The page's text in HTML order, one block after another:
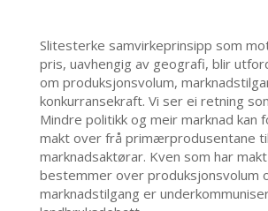
Slitesterke samvirkeprinsipp som
pris, uavhengig av geografi, blir
om produksjonsvolum,
konkurransekraft. Vi ser ei retning
Mindre politikk og meir marknad kan
makt over frå primærprodusentane
marknadsaktørar. Kven som har
bestemmer over produksjonsvolum
marknadstilgang er